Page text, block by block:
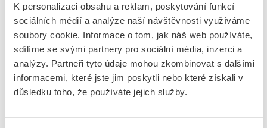
K personalizaci obsahu a reklam, poskytování funkcí
sociálních médií a analýze naší návštěvnosti využíváme
soubory cookie. Informace o tom, jak náš web používáte,
sdílíme se svými partnery pro sociální média, inzerci a
analýzy. Partneři tyto údaje mohou zkombinovat s dalšími
informacemi, které jste jim poskytli nebo které získali v
důsledku toho, že používáte jejich služby.
Kód výrobce
106445
Značka
EATON